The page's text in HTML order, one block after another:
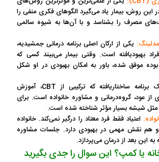
این روش، بیمار یاد می‌گیرد الگوهای فکری منفی را
مصرف را بشناسد و با آن‌ها به شیوه سالمی
یکی از ارکان اصلی برنامه درمانی جمشیدیه،
بهبودیافته است. وقتی بیمار می‌بیند کسی که
موفق شده، باور به امکان بهبودی در او شکل
یک برنامه ساختاریافته که ترکیبی از CBT، آموزش
عود، گروه‌درمانی و مشاوره خانواده است. برای
مثل شیشه بسیار مؤثر شناخته شده است.
اعتیاد فقط فرد معتاد را درگیر نمی‌کند. خانواده
هم نقش مهمی در بهبودی دارد. جلسات مشاوره
این بعد از درمان می‌پردازد.
یا کمپ؟ این سوال را جدی بگیرید